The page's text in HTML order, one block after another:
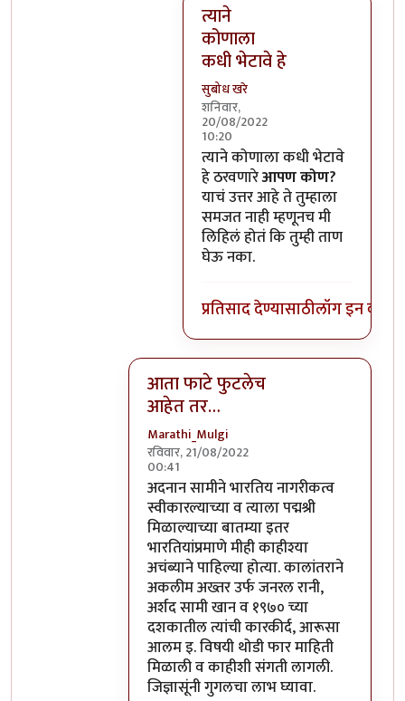
त्याने
कोणाला
कधी भेटावे हे
सुबोध खरे
शनिवार,
20/08/2022
10:20
In reply toहो, पण त्याचा चित्रपट
त्याने कोणाला कधी भेटावे
हे ठरवणारेआपण कोण?
याचं उत्तर आहे ते तुम्हाला
समजत नाही म्हणूनच मी
लिहिलं होतं कि तुम्ही ताण
घेऊ नका.
प्रतिसाद देण्यासाठीलॉग इन करा
आता फाटे फुटलेच
आहेत तर…
Marathi_Mulgi
रविवार, 21/08/2022
00:41
In reply toकर तर येथील कलाकारही भरतात.
अदनान सामीने भारतिय नागरीकत्व
स्वीकारल्याच्या व त्याला पद्मश्री
मिळाल्याच्या बातम्या इतर
भारतियांप्रमाणे मीही काहीश्या
अचंब्याने पाहिल्या होत्या. कालांतराने
अकलीम अख्तर उर्फ जनरल रानी,
अर्शद सामी खान व १९७० च्या
दशकातील त्यांची कारकीर्द, आरूसा
आलम इ. विषयी थोडी फार माहिती
मिळाली व काहीशी संगती लागली.
जिज्ञासूंनी गुगलचा लाभ घ्यावा.